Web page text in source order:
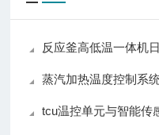
反应釜高低温一体机
蒸汽加热温度控制系
tcu温控单元与智能传